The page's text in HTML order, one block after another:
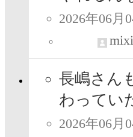
2026年06月
長嶋さん
わってい
2026年06月